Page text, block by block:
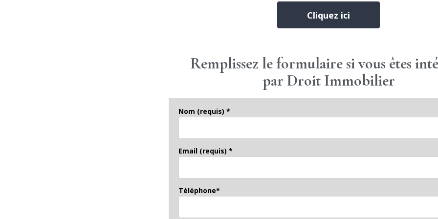
Cliquez ici
Nom (requis) *
Email (requis) *
Téléphone*
Remplissez le formulaire si vous êtes
par Droit Immobilier